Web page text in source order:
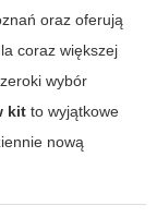
oraz oferują
coraz większej
wybór
kit to wyjątkowe
nową